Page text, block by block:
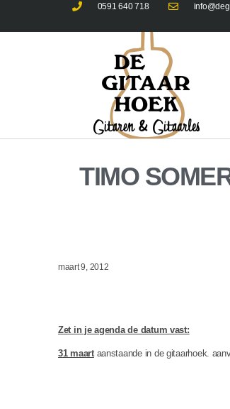
0591 640 718
TIMO
maart 9, 2012
Zet in je agenda de datum vast:
31 maartaanstaande in de gitaarhoek.